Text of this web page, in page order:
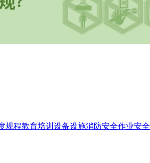
规程教育培训 设备设施消防安全作业安全